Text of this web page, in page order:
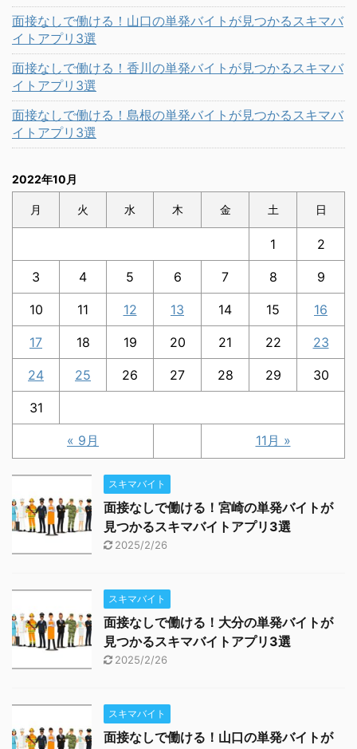
面接なしで働ける！山口の単発バイトが見つかるスキマバ
イトアプリ3選
面接なしで働ける！香川の単発バイトが見つかるスキマバ
イトアプリ3選
面接なしで働ける！島根の単発バイトが見つかるスキマバ
イトアプリ3選
2022年10月
月 火 水 木 金 土 日
« 9月 11月 »
1 2
3 4 5 6 7 8 9
10 11 12 13 14 15 16
17 18 19 20 21 22 23
24 25 26 27 28 29 30
31
スキマバイト
面接なしで働ける！宮崎の単発バイトが
見つかるスキマバイトアプリ3選
2025/2/26
スキマバイト
面接なしで働ける！大分の単発バイトが
見つかるスキマバイトアプリ3選
2025/2/26
スキマバイト
面接なしで働ける！山口の単発バイトが